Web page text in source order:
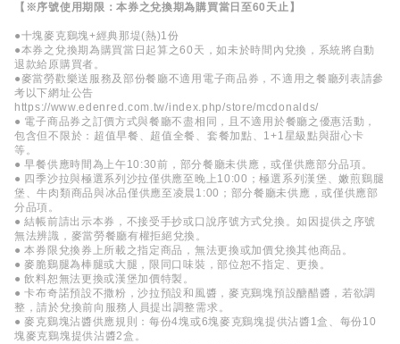
【※序號使用期限：本券之兌換期為購買當日至60天止】
●十塊麥克鷄塊+經典那堤(熱)1份
●本券之兌換期為購買當日起算之60天，如未於時間內兌換，系統將自動
退款給原購買者。
●麥當勞歡樂送服務及部份餐廳不適用電子商品券，不適用之餐廳列表請參
考以下網址公告
https://www.edenred.com.tw/index.php/store/mcdonalds/
● 電子商品券之訂價方式與餐廳不盡相同，且不適用於餐廳之優惠活動，
包含但不限於：超值早餐、超值全餐、套餐加點、1+1星級點與甜心卡
等。
● 早餐供應時間為上午10:30前，部分餐廳未供應，或僅供應部分品項。
● 四季沙拉與極選系列沙拉僅供應至晚上10:00；極選系列漢堡、嫩煎鷄腿
堡、牛肉類商品與冰品僅供應至凌晨1:00；部分餐廳未供應，或僅供應部
分品項。
● 結帳前請出示本券，不接受手抄或口說序號方式兌換。如因提供之序號
無法辨識，麥當勞餐廳有權拒絕兌換。
● 本券限兌換券上所載之指定商品，無法更換或加價兌換其他商品。
● 麥脆鷄腿為棒腿或大腿，限同口味裝，部位恕不指定、更換。
● 飲料恕無法更換或漢堡加價特製。
● 卡布奇諾預設不撒粉，沙拉預設和風醬，麥克鷄塊預設醣醋醬，若欲調
整，請於兌換前向服務人員提出調整需求。
● 麥克鷄塊沾醬供應規則：每份4塊或6塊麥克鷄塊提供沾醬1盒、每份10
塊麥克鷄塊提供沾醬2盒。